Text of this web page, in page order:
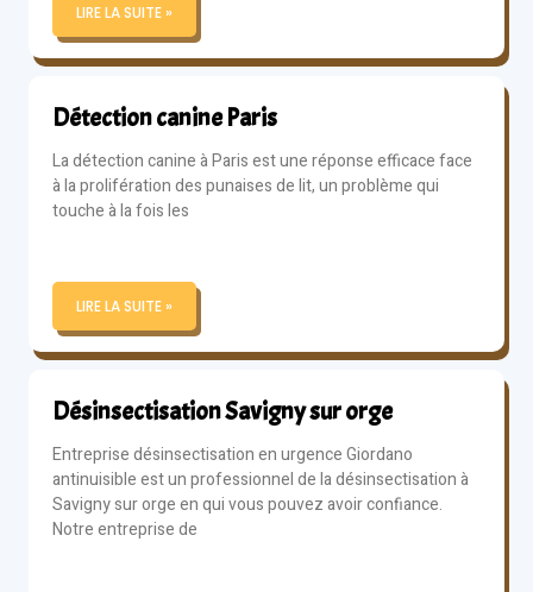
LIRE LA SUITE »
Détection canine Paris
La détection canine à Paris est une réponse efficace face
à la prolifération des punaises de lit, un problème qui
touche à la fois les
LIRE LA SUITE »
Désinsectisation Savigny sur orge
Entreprise désinsectisation en urgence Giordano
antinuisible est un professionnel de la désinsectisation à
Savigny sur orge en qui vous pouvez avoir confiance.
Notre entreprise de